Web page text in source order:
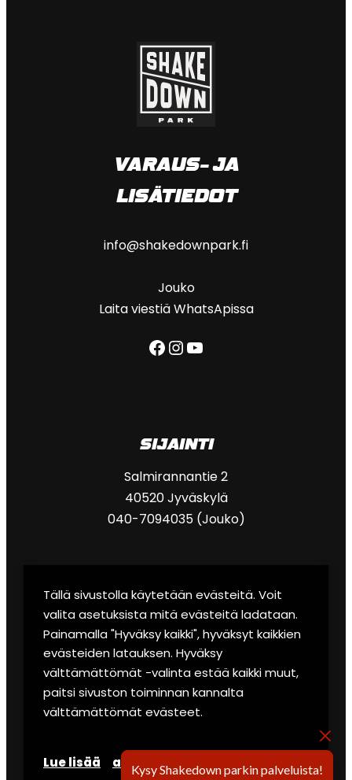
Kysy Shakedown parkin palveluista!
VARAUS- JA
LISÄTIEDOT
info@shakedownpark.fi
Jouko
Laita viestiä WhatsApissa
Facebook
Instagram
YouTube
SIJAINTI
Salmirannantie 2
40520 Jyväskylä
040-7094035 (Jouko)
eRally
Lounge & sauna
Garage-autonäyttely
Yrityksille ja ryhmille
Tällä sivustolla käytetään evästeitä. Voit
valita asetuksista mitä evästeitä ladataan.
Painamalla "Hyväksy kaikki", hyväksyt kaikkien
evästeiden latauksen. Hyväksy
välttämättömät -valinta estää kaikki muut,
paitsi sivuston toiminnan kannalta
välttämättömät evästeet.
Lue lisää asetukset